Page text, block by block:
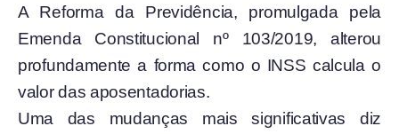
A Reforma da Previdência, promulgada pela
Emenda Constitucional nº 103/2019, alterou
profundamente a forma como o INSS calcula o
valor das aposentadorias.
Uma das mudanças mais significativas diz